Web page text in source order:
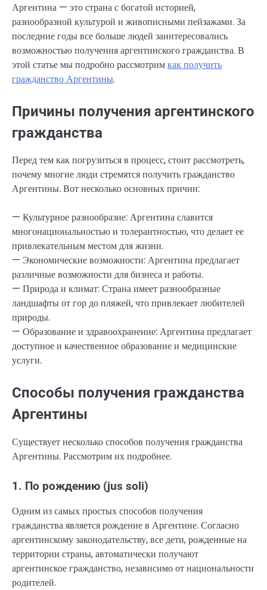
Аргентина — это страна с богатой историей,
разнообразной культурой и живописными пейзажами. За
последние годы все больше людей заинтересовались
возможностью получения аргентинского гражданства. В
этой статье мы подробно рассмотримкак получить
гражданство Аргентины.
Причины получения аргентинского
гражданства
Перед тем как погрузиться в процесс, стоит рассмотреть,
почему многие люди стремятся получить гражданство
Аргентины. Вот несколько основных причин:
— Культурное разнообразие: Аргентина славится
многонациональностью и толерантностью, что делает ее
привлекательным местом для жизни.
— Экономические возможности: Аргентина предлагает
различные возможности для бизнеса и работы.
— Природа и климат: Страна имеет разнообразные
ландшафты от гор до пляжей, что привлекает любителей
природы.
— Образование и здравоохранение: Аргентина предлагает
доступное и качественное образование и медицинские
услуги.
Способы получения гражданства
Аргентины
Существует несколько способов получения гражданства
Аргентины. Рассмотрим их подробнее.
1. По рождению (jus soli)
Одним из самых простых способов получения
гражданства является рождение в Аргентине. Согласно
аргентинскому законодательству, все дети, рожденные на
территории страны, автоматически получают
аргентинское гражданство, независимо от национальности
родителей.